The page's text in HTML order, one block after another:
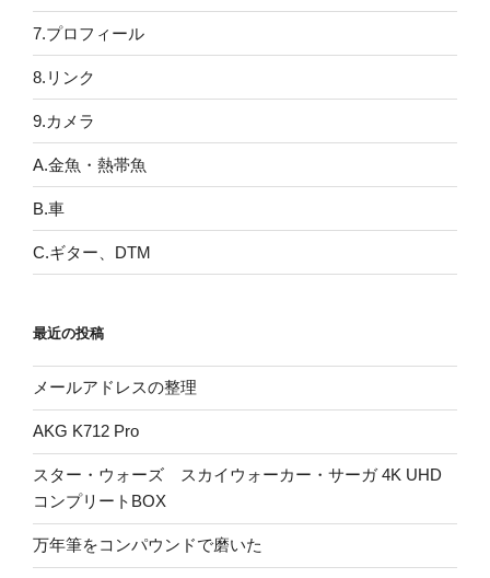
7.プロフィール
8.リンク
9.カメラ
A.金魚・熱帯魚
B.車
C.ギター、DTM
最近の投稿
メールアドレスの整理
AKG K712 Pro
スター・ウォーズ スカイウォーカー・サーガ 4K UHD
コンプリートBOX
万年筆をコンパウンドで磨いた